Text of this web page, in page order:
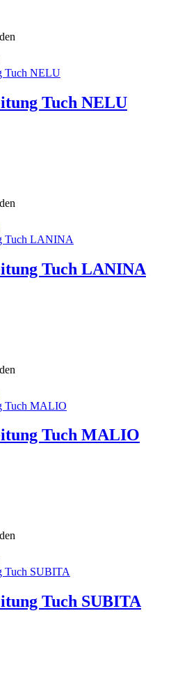
Tuch NELU
Tuch LANINA
Tuch MALIO
Tuch SUBITA